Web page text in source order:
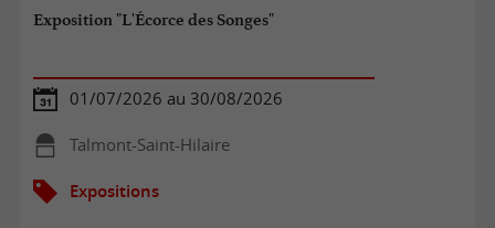
Exposition "L'Écorce des Songes"
01/07/2026 au 30/08/2026
Talmont-Saint-Hilaire
Expositions